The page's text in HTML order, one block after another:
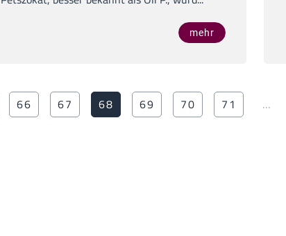
mehr
66 67 68 69 70 71 …